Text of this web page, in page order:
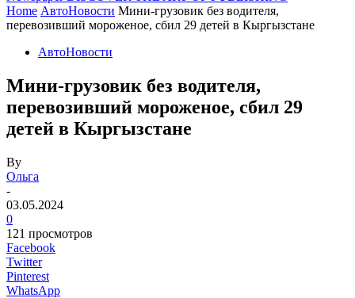
Home АвтоНовости Мини-грузовик без водителя,
перевозивший мороженое, сбил 29 детей в Кыргызстане
АвтоНовости
Мини-грузовик без водителя,
перевозивший мороженое, сбил 29
детей в Кыргызстане
By
Ольга
-
03.05.2024
0
121 просмотров
Facebook
Twitter
Pinterest
WhatsApp